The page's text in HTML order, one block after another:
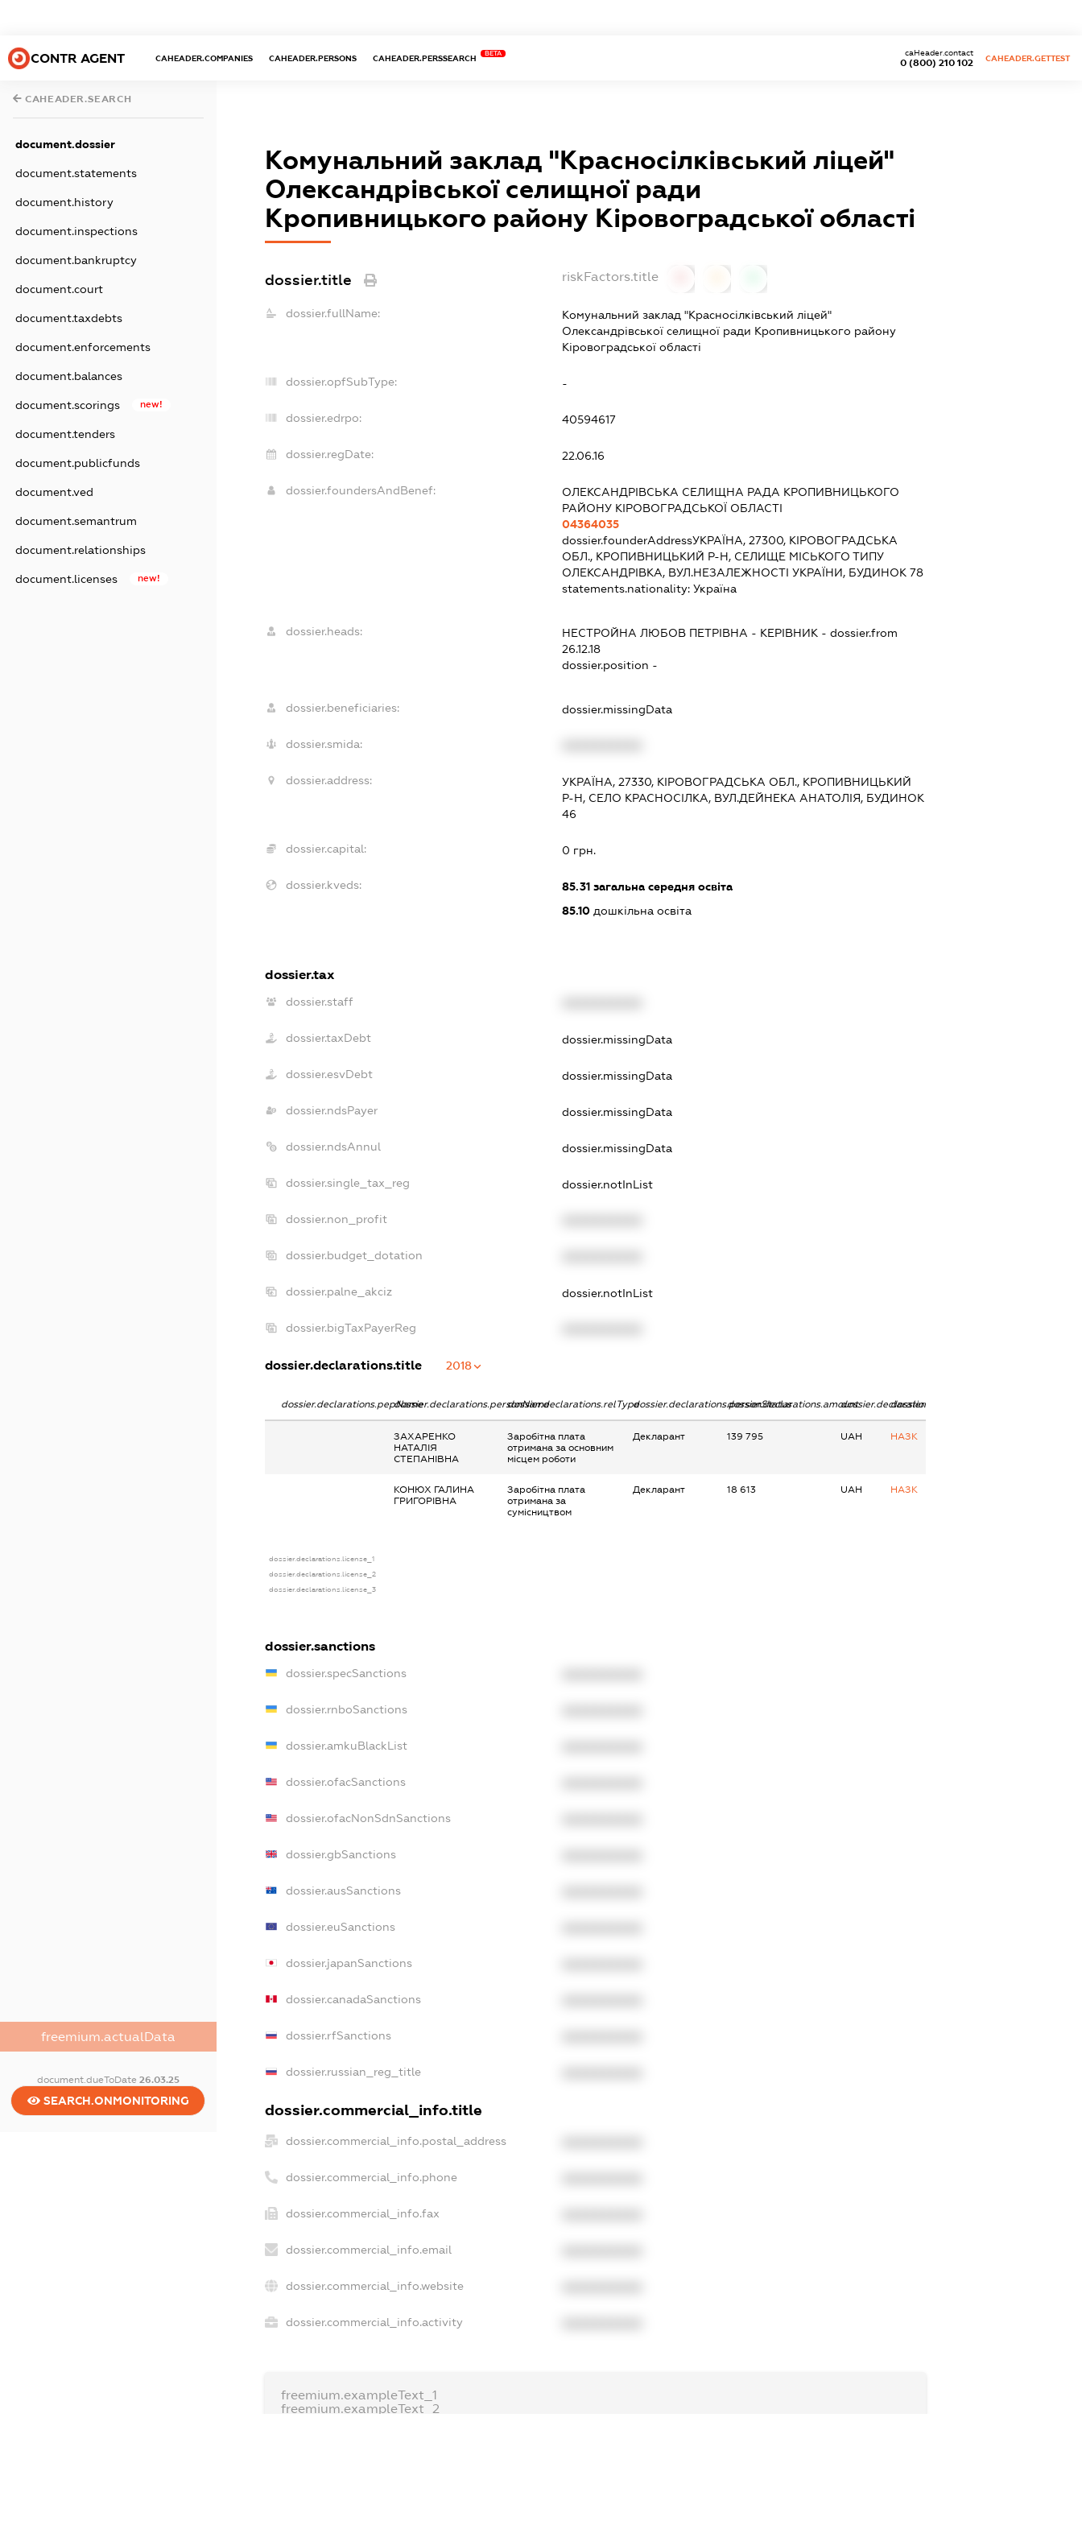
CONTR AGENT CAHEADER.COMPANIES CAHEADER.PERSONS CAHEADER.PERSSEARCH
BETA
0 (800) 210 102
caHeader.contact
CAHEADER.GETTEST
CAHEADER.SEARCH
document.dossier
document.statements
document.history
document.inspections
document.bankruptcy
document.court
document.taxdebts
document.enforcements
document.balances
document.scorings new!
document.tenders
document.publicfunds
document.ved
document.semantrum
document.relationships
document.licenses new!
freemium.actualData
document.dueToDate 26.03.25
SEARCH.ONMONITORING
Комунальний заклад "Красносілківський ліцей"
Олександрівської селищної ради
Кропивницького району Кіровоградської області
dossier.title riskFactors.title
dossier.fullName:
Комунальний заклад "Красносілківський ліцей"
Олександрівської селищної ради Кропивницького району
Кіровоградської області
dossier.opfSubType: -
dossier.edrpo: 40594617
dossier.regDate: 22.06.16
dossier.foundersAndBenef:
ОЛЕКСАНДРІВСЬКА СЕЛИЩНА РАДА КРОПИВНИЦЬКОГО
РАЙОНУ КІРОВОГРАДСЬКОЇ ОБЛАСТІ
04364035
dossier.founderAddressУКРАЇНА, 27300, КІРОВОГРАДСЬКА
ОБЛ., КРОПИВНИЦЬКИЙ Р-Н, СЕЛИЩЕ МІСЬКОГО ТИПУ
ОЛЕКСАНДРІВКА, ВУЛ.НЕЗАЛЕЖНОСТІ УКРАЇНИ, БУДИНОК 78
statements.nationality:Україна
dossier.heads: НЕСТРОЙНА ЛЮБОВ ПЕТРІВНА - КЕРІВНИК - dossier.from
26.12.18
dossier.position -
dossier.beneficiaries: dossier.missingData
dossier.smida:
dossier.address:
УКРАЇНА, 27330, КІРОВОГРАДСЬКА ОБЛ., КРОПИВНИЦЬКИЙ
Р-Н, СЕЛО КРАСНОСІЛКА, ВУЛ.ДЕЙНЕКА АНАТОЛІЯ, БУДИНОК
46
dossier.capital: 0 грн.
dossier.kveds: 85.31 загальна середня освіта
85.10 дошкільна освіта
dossier.tax
dossier.staff
dossier.taxDebt dossier.missingData
dossier.esvDebt dossier.missingData
dossier.ndsPayer dossier.missingData
dossier.ndsAnnul dossier.missingData
dossier.single_tax_reg dossier.notInList
dossier.non_profit
dossier.budget_dotation
dossier.palne_akciz dossier.notInList
dossier.bigTaxPayerReg
dossier.declarations.title 2018
dossier.declarations.pepNamedossier.declarations.personNamedossier.declarations.relTypedossier.declarations.personStatusdossier.declarations.amountdossier.declarations.currency
dossier.declarations.source
ЗАХАРЕНКО
НАТАЛІЯ
СТЕПАНІВНА
Заробітна плата
отримана за основним
місцем роботи
Декларант 139 795 UAH НАЗК
КОНЮХ ГАЛИНА
ГРИГОРІВНА
Заробітна плата
отримана за
сумісництвом
Декларант 18 613 UAH НАЗК
dossier.declarations.license_1
dossier.declarations.license_2
dossier.declarations.license_3
dossier.sanctions
dossier.specSanctions
dossier.rnboSanctions
dossier.amkuBlackList
dossier.ofacSanctions
dossier.ofacNonSdnSanctions
dossier.gbSanctions
dossier.ausSanctions
dossier.euSanctions
dossier.japanSanctions
dossier.canadaSanctions
dossier.rfSanctions
dossier.russian_reg_title
dossier.commercial_info.title
dossier.commercial_info.postal_address
dossier.commercial_info.phone
dossier.commercial_info.fax
dossier.commercial_info.email
dossier.commercial_info.website
dossier.commercial_info.activity
freemium.exampleText_1
freemium.exampleText_2